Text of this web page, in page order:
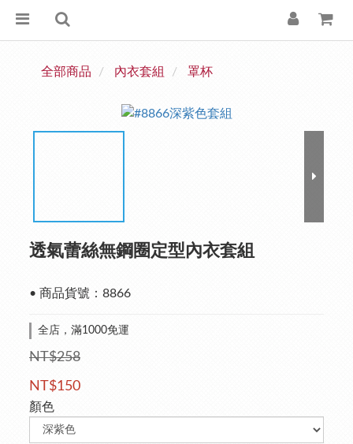
全部商品 內衣套組 罩杯
透氣蕾絲無鋼圈定型內衣套組
• 商品貨號：8866
全店，滿1000免運
NT$258
NT$150
顏色